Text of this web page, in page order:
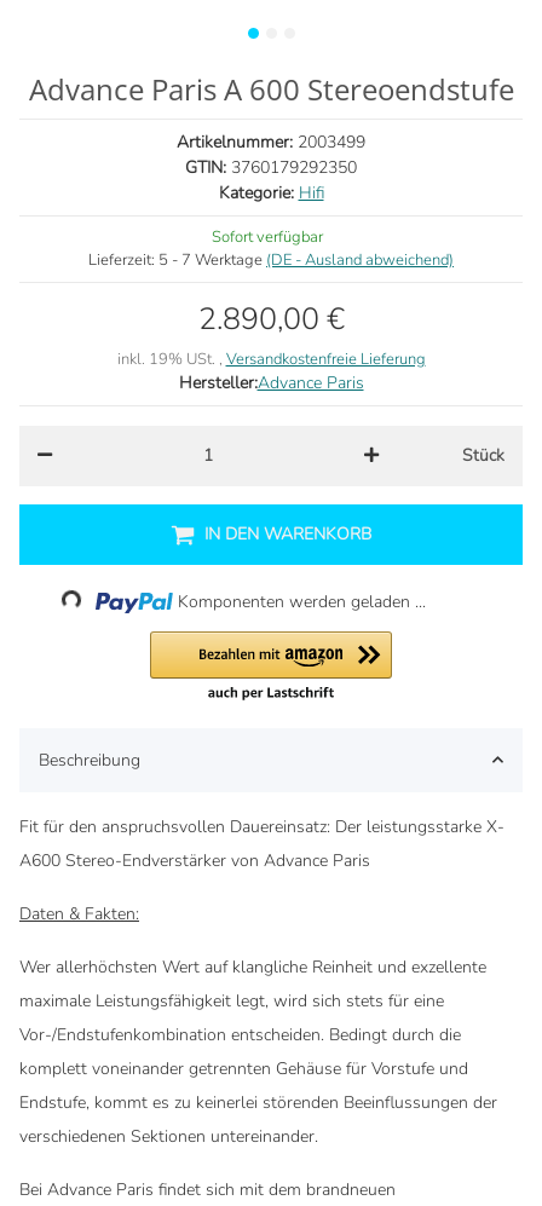
Advance Paris A 600 Stereoendstufe
Artikelnummer: 2003499
GTIN: 3760179292350
Kategorie: Hifi
Sofort verfügbar
Lieferzeit: 5 - 7 Werktage (DE - Ausland abweichend)
2.890,00 €
inkl. 19% USt. , Versandkostenfreie Lieferung
Hersteller:Advance Paris
Stück
IN DEN WARENKORB
Loading... Komponenten werden geladen ...
Beschreibung
Fit für den anspruchsvollen Dauereinsatz: Der leistungsstarke X-
A600 Stereo-Endverstärker von Advance Paris
Daten & Fakten:
Wer allerhöchsten Wert auf klangliche Reinheit und exzellente
maximale Leistungsfähigkeit legt, wird sich stets für eine
Vor-/Endstufenkombination entscheiden. Bedingt durch die
komplett voneinander getrennten Gehäuse für Vorstufe und
Endstufe, kommt es zu keinerlei störenden Beeinflussungen der
verschiedenen Sektionen untereinander.
Bei Advance Paris findet sich mit dem brandneuen